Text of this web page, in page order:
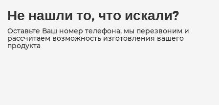
Не нашли то, что искали?
Оставьте Ваш номер телефона, мы перезвоним и
рассчитаем возможность изготовления вашего
продукта